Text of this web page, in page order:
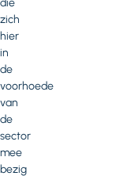
die
zich
hier
in
de
voorhoede
van
de
sector
mee
bezig